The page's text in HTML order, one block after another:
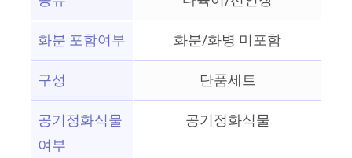
화분 포함여부
화분/화병 미포함
구성
단품세트
공기정화식물
여부
공기정화식물